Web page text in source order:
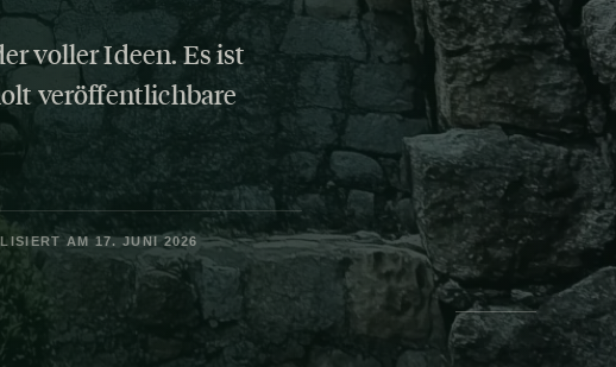
voller Ideen. Es ist
veröffentlichbare
AM 17. JUNI 2026